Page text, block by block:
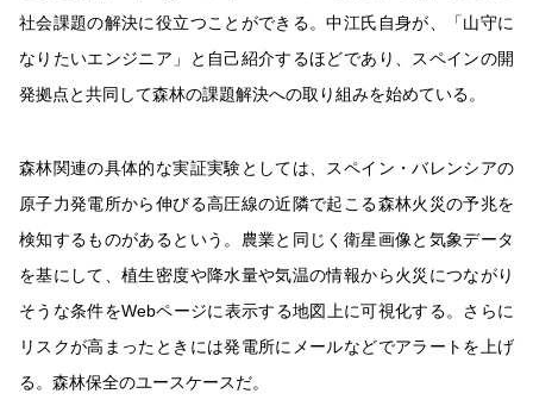
社会課題の解決に役立つことができる。中江氏自身が、「山守に
なりたいエンジニア」と自己紹介するほどであり、スペインの開
発拠点と共同して森林の課題解決への取り組みを始めている。
森林関連の具体的な実証実験としては、スペイン・バレンシアの
原子力発電所から伸びる高圧線の近隣で起こる森林火災の予兆を
検知するものがあるという。農業と同じく衛星画像と気象データ
を基にして、植生密度や降水量や気温の情報から火災につながり
そうな条件をWebページに表示する地図上に可視化する。さらに
リスクが高まったときには発電所にメールなどでアラートを上げ
る。森林保全のユースケースだ。